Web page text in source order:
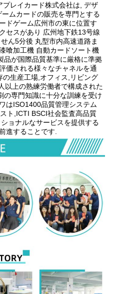
レイカード株式会社は, デザ
ムカードの販売を専門とする
ドゲーム広州市の東に位置す
セスがあり 広州地下鉄13号線
ん5分後 丸型市内高速道路ま
喰加工機 自動カードソート機
品が国際品質基準に厳格に準拠
価される様々なチャネルを通
の生産工場,オフィス,リビング
以上の熟練労働者で構成された
の専門知識に十分な訓練を受け
はISO1400品質管理システム
ト,ICTI BSCI社会監査高品質
ョナルなサービスを提供する
進することです.